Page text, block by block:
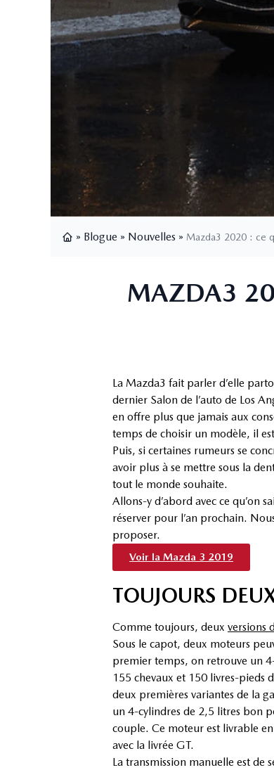
» Blogue » Nouvelles » Mazda3 2020 : ce
MAZDA3
La Mazda3 fait parler d’elle
dernier Salon de l’auto de Los
en offre plus que jamais aux
temps de choisir un modèle, il
Puis, si certaines rumeurs se
avoir plus à se mettre sous la
tout le monde souhaite.
Allons-y d’abord avec ce qu’on
réserver pour l’an prochain.
proposer.
Voir la Mazda 3 2019
TOUJOURS
Comme toujours, deux versions
Sous le capot, deux moteurs
premier temps, on retrouve un
155 chevaux et 150 livres-pieds
deux premières variantes de la
un 4-cylindres de 2,5 litres bon
couple. Ce moteur est livrable
avec la livrée GT.
La transmission manuelle est de